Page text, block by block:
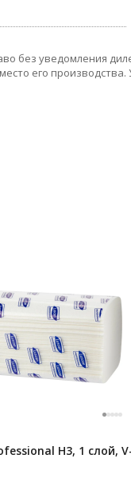
без уведомления
его
H3, 1 слой,